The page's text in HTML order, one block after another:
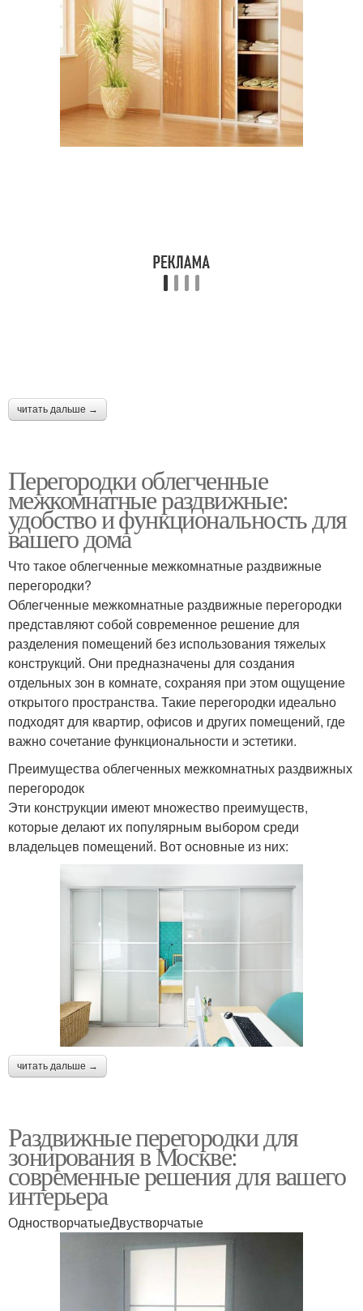
Материалы для
межкомнатных
перегородок
Перегородки из
гипсокартона
Перегородки для офиса
Перегородки перед
традиционными
перегородками
квартире
Перегородки из стекла
Раздвижная
перегородка
Перегородка для
комнаты
Перегородка для
зонирования
Алюминиевые
перегородки
Перегородки с
отделкой
Реечные перегородки
Перегородки из дерева
Мобильные
перегородки
Стеклянные стены
читать дальше →
Перегородки облегченные
межкомнатные раздвижные:
удобство и функциональность для
вашего дома
Что такое облегченные межкомнатные раздвижные
перегородки?
Облегченные межкомнатные раздвижные перегородки
представляют собой современное решение для
разделения помещений без использования тяжелых
конструкций. Они предназначены для создания
отдельных зон в комнате, сохраняя при этом ощущение
открытого пространства. Такие перегородки идеально
подходят для квартир, офисов и других помещений, где
важно сочетание функциональности и эстетики.
Преимущества облегченных межкомнатных раздвижных
перегородок
Эти конструкции имеют множество преимуществ,
которые делают их популярным выбором среди
владельцев помещений. Вот основные из них:
читать дальше →
Раздвижные перегородки для
зонирования в Москве:
современные решения для вашего
интерьера
ОдностворчатыеДвустворчатые